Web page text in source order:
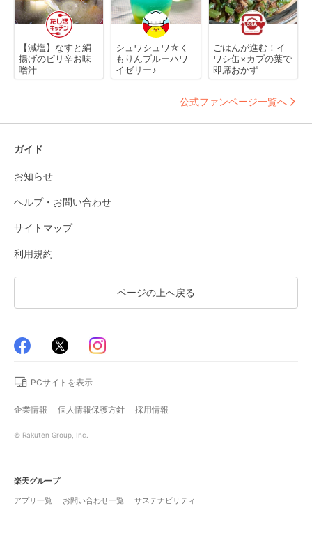
【減塩】なすと絹
揚げのピリ辛お味
噌汁
シュワシュワ☆く
もりんブルーハワ
イゼリー♪
ごはんが進む！イ
ワシ缶×カブの葉で
即席おかず
公式ファンページ一覧へ
ガイド
お知らせ
ヘルプ・お問い合わせ
サイトマップ
利用規約
ページの上へ戻る
PCサイトを表示
企業情報 個人情報保護方針 採用情報
© Rakuten Group, Inc.
楽天グループ
アプリ一覧
お問い合わせ一覧 サステナビリティ